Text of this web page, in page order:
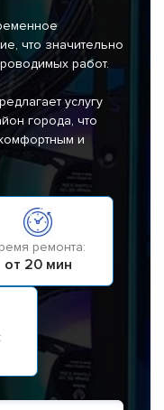
что значительно
работ.
услугу
города, что
и
ремонта:
от 20 мин